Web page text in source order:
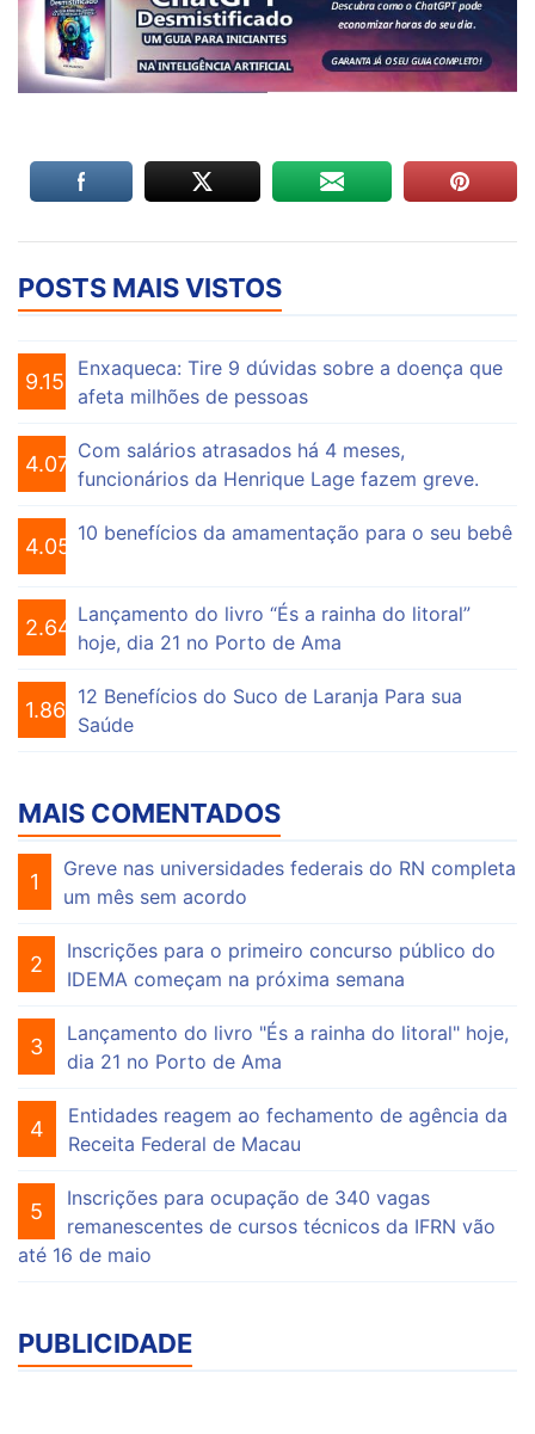
POSTS MAIS VISTOS
9.154
Enxaqueca: Tire 9 dúvidas sobre a doença que
afeta milhões de pessoas
4.074
Com salários atrasados há 4 meses,
funcionários da Henrique Lage fazem greve.
4.055
10 benefícios da amamentação para o seu bebê
2.647
Lançamento do livro “És a rainha do litoral”
hoje, dia 21 no Porto de Ama
1.863
12 Benefícios do Suco de Laranja Para sua
Saúde
MAIS COMENTADOS
1
Greve nas universidades federais do RN completa
um mês sem acordo
2
Inscrições para o primeiro concurso público do
IDEMA começam na próxima semana
3
Lançamento do livro "És a rainha do litoral" hoje,
dia 21 no Porto de Ama
4
Entidades reagem ao fechamento de agência da
Receita Federal de Macau
5
Inscrições para ocupação de 340 vagas
remanescentes de cursos técnicos da IFRN vão
até 16 de maio
PUBLICIDADE